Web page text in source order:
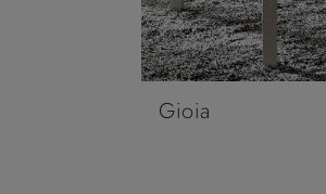
Gioia